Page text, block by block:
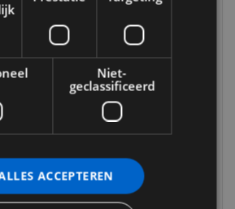
Autoservice
2031 ET Haarlem
Nederland
023 205 09 76
Niet-
geclassificeerd
ACCEPTEREN